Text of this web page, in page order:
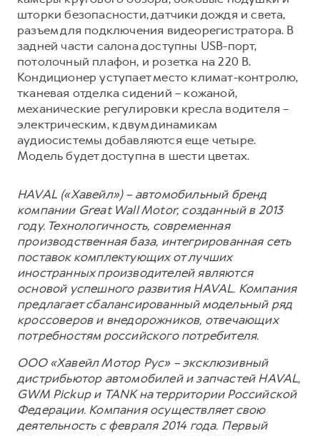
шторки безопасности, датчики дождя и света,
разъем для подключения видеорегистратора. В
задней части салона доступны USB-порт,
потолочный плафон, и розетка на 220 В.
Кондиционер уступает место климат-контролю,
тканевая отделка сидений – кожаной,
механические регулировки кресла водителя –
электрическим, к двум динамикам
аудиосистемы добавляются еще четыре.
Модель будет доступна в шести цветах.
HAVAL («Хавейл») – автомобильный бренд
компании Great Wall Motor, созданный в 2013
году. Технологичность, современная
производственная база, интегрированная сеть
поставок комплектующих от лучших
иностранных производителей являются
основой успешного развития HAVAL. Компания
предлагает сбалансированный модельный ряд
кроссоверов и внедорожников, отвечающих
потребностям российского потребителя.
ООО «Хавейл Мотор Рус» – эксклюзивный
дистрибьютор автомобилей и запчастей HAVAL,
GWM Pickup и TANK на территории Российской
Федерации. Компания осуществляет свою
деятельность с февраля 2014 года. Первый